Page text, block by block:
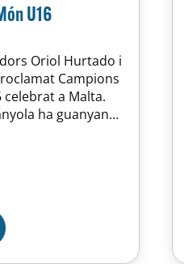
U16
Oriol Hurtado i
Campions
a Malta.
ha guanyant